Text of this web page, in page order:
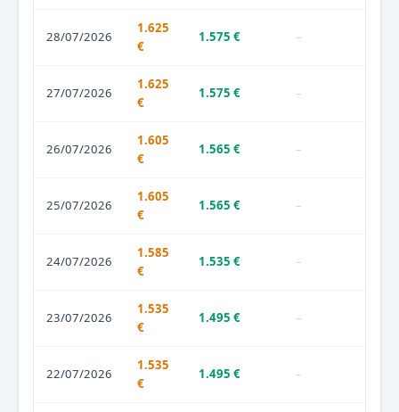
28/07/2026
1.625
€
1.575 € –
27/07/2026
1.625
€
1.575 € –
26/07/2026
1.605
€
1.565 € –
25/07/2026
1.605
€
1.565 € –
24/07/2026
1.585
€
1.535 € –
23/07/2026
1.535
€
1.495 € –
22/07/2026
1.535
€
1.495 € –